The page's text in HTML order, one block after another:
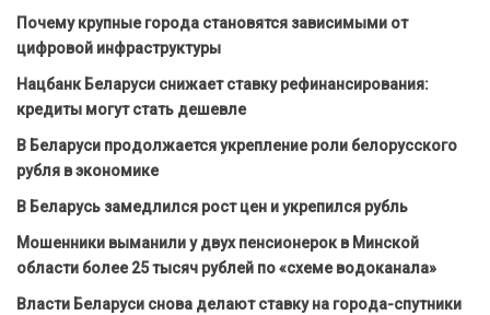
Почему крупные города становятся зависимыми от
цифровой инфраструктуры
Нацбанк Беларуси снижает ставку рефинансирования:
кредиты могут стать дешевле
В Беларуси продолжается укрепление роли белорусского
рубля в экономике
В Беларусь замедлился рост цен и укрепился рубль
Мошенники выманили у двух пенсионерок в Минской
области более 25 тысяч рублей по «схеме водоканала»
Власти Беларуси снова делают ставку на города-спутники